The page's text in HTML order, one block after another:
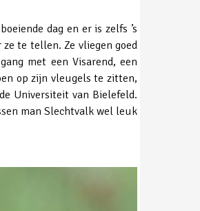
dag en er is zelfs ’s
te tellen. Ze vliegen goed
met een Visarend, een
op zijn vleugels te zitten,
Universiteit van Bielefeld.
man Slechtvalk wel leuk